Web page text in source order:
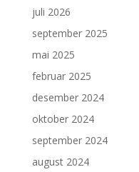
juli 2026
september 2025
mai 2025
februar 2025
desember 2024
oktober 2024
september 2024
august 2024